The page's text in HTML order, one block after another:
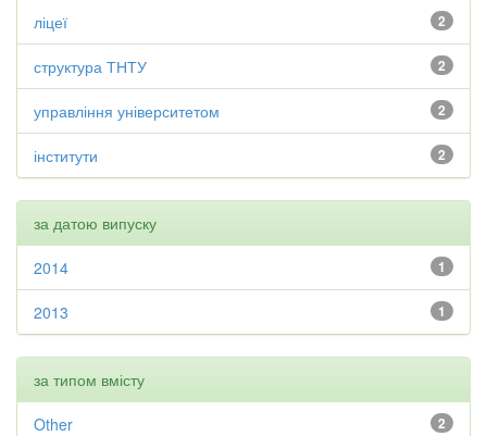
2
ліцеї
2
структура ТНТУ
2
управління університетом
2
інститути
за датою випуску
1
2014
1
2013
за типом вмісту
2
Other